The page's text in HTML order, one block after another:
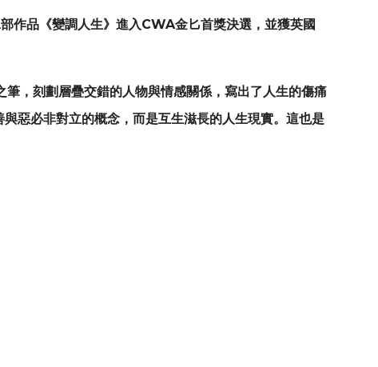
作品《變調人生》進入CWA金匕首獎決選，並獲英國
，刻劃層疊交錯的人物與情感關係，寫出了人生的傷痛
惡必非對立的概念，而是互生滋長的人生現實。這也是